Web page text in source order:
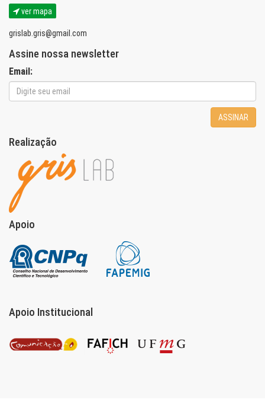
ver mapa
grislab.gris@gmail.com
Assine nossa newsletter
Email:
ASSINAR
Realização
Apoio
Apoio Institucional